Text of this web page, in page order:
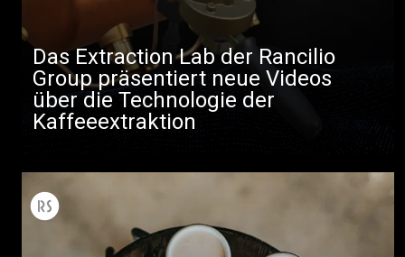
Das Extraction Lab der Rancilio
Group präsentiert neue Videos
über die Technologie der
Kaffeeextraktion